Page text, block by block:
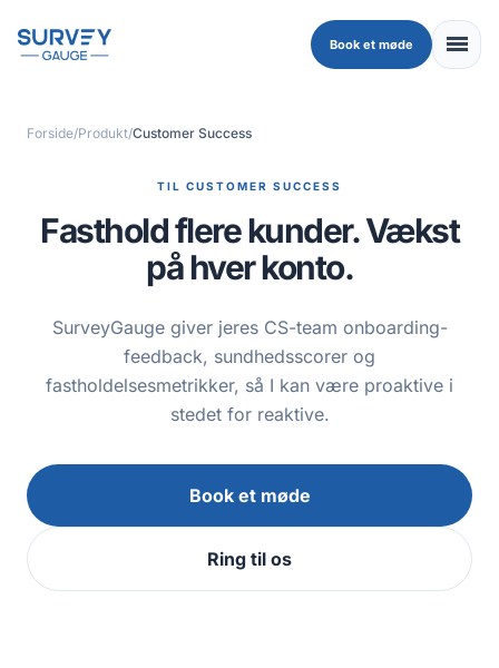
Book et møde menu
Forside/Produkt/Customer Success
TIL CUSTOMER SUCCESS
Fasthold flere kunder. Vækst
på hver konto.
SurveyGauge giver jeres CS-team onboarding-
feedback, sundhedsscorer og
fastholdelsesmetrikker, så I kan være proaktive i
stedet for reaktive.
Book et møde
Ring til os